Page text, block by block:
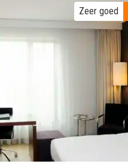
Zeer goed